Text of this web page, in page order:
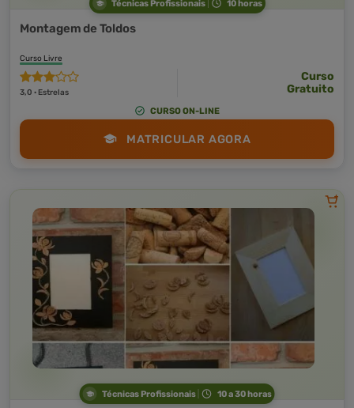
Técnicas Profissionais 10 horas
Montagem de Toldos
Curso Livre
3,0 · Estrelas
Curso
Gratuito
CURSO ON-LINE
MATRICULAR AGORA
Técnicas Profissionais 10 a 30 horas